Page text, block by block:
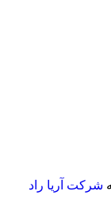
شرکت آریا راد